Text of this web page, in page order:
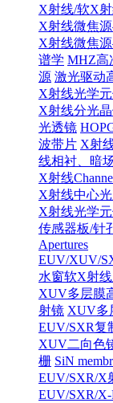
X射线/软X
X射线微焦
X射线微焦
谱学 MHZ高
源 激光驱动
X射线光学
X射线分光
光透镜
波带片 X射
线相衬、暗
X射线
X射线中心
X射线光学
传感器板/针
Apertures
EUV/XUV/
水窗软X射
XUV多层膜
射镜 XUV多
EUV/SXR复
XUV二向色
栅 SiN
EUV/SXR/X
EUV/SXR/